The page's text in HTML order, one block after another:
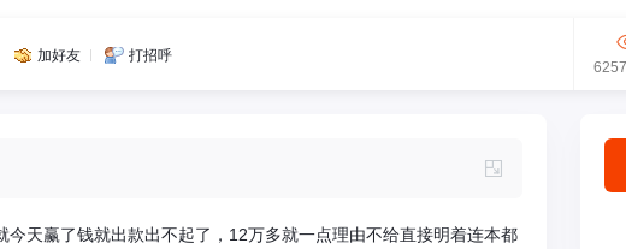
加好友 打招呼
天赢了钱就出款出不起了，12万多就一点理由不给直接明着连本都